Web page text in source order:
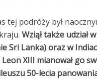
tej podróży był
Wziął także udział
Sri Lanka) oraz w
XIII mianował go
50-lecia